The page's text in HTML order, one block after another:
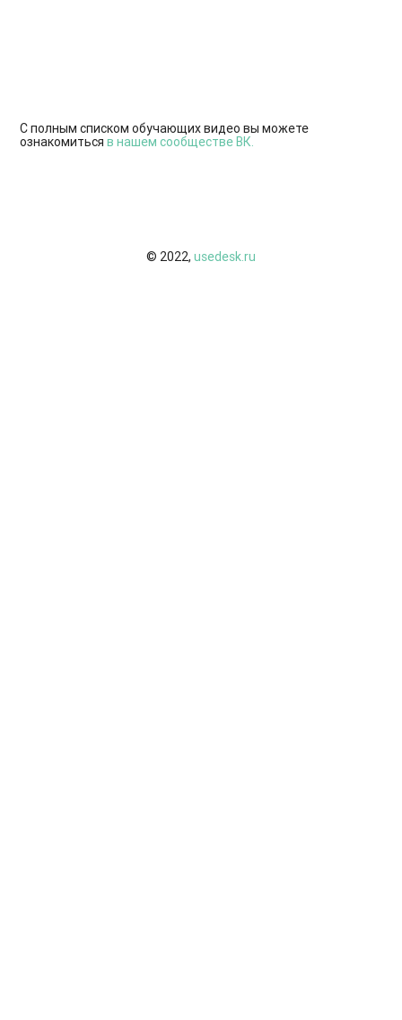
С полным списком обучающих видео вы можете
ознакомитьсяв нашем сообществе ВК.
© 2022, usedesk.ru